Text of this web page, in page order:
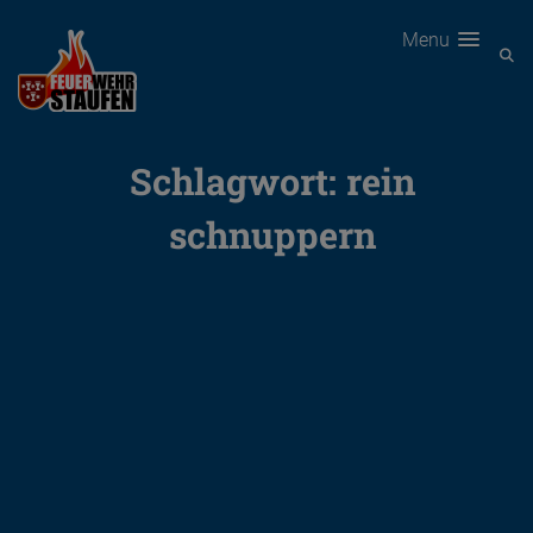
Menu
Schlagwort: rein
schnuppern